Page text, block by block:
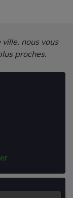
nous vous
proches.